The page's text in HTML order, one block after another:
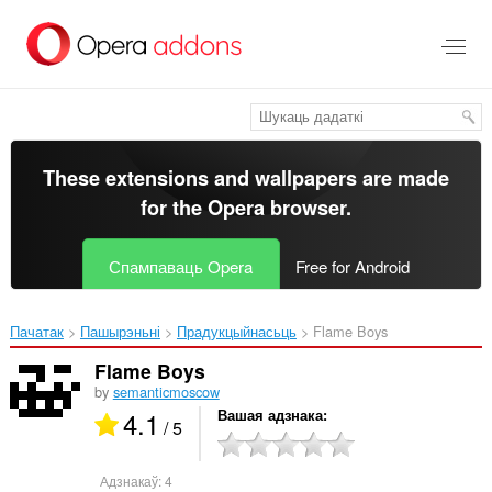
асноўнага
These extensions and wallpapers are made
for theOpera browser.
Спампаваць Opera Free for Android
Пачатак Пашырэньні Прадукцыйнасьць Flame Boys‎
Flame Boys
by semanticmoscow
4.1 / 5 Вашая адзнака
Адзнакаў:4